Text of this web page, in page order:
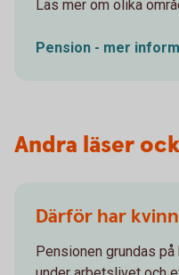
Läs mer om olika
Pension - mer
Andra läser
Därför har
Pensionen grundas